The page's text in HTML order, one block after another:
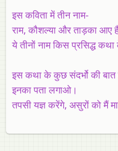
इस कविता में तीन नाम-
राम, कौशल्या और ताड़का आए
ये तीनों नाम किस प्रसिद्ध
इस कथा के कुछ संदर्भो की
इनका पता लगाओ।
तपसी यज्ञ करेंगे, असुरों को मैं